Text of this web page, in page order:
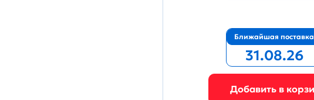
Ближайшая поставка
31.08.26